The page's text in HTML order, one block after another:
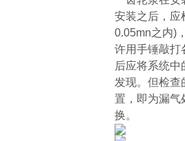
安装之后，应
0.05mn之内)
许用手锤敲打
后应将系统
发现。但检查
置，即为漏气
换。